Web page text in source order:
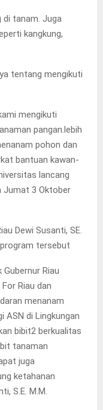
di tanam. Juga
kangkung,
tentang mengikuti
mengikuti
pangan.lebih
pohon dan
bantuan kawan-
lancang
Jumat 3 Oktober
Dewi Susanti, SE.
tersebut
Riau
Riau dan
menanam
ASN di Lingkungan
bibit2 berkualitas
tanaman
juga
ketahanan
S.E. M.M.